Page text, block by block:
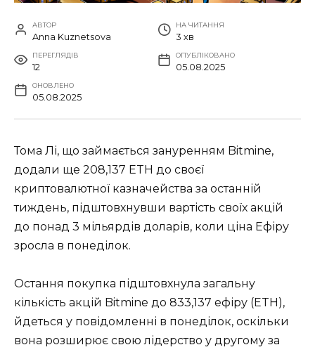
АВТОР
Anna Kuznetsova
НА ЧИТАННЯ
3 хв
ПЕРЕГЛЯДІВ
12
ОПУБЛІКОВАНО
05.08.2025
ОНОВЛЕНО
05.08.2025
Тома Лі, що займається зануренням Bitmine,
додали ще 208,137 ETH до своєї
криптовалютної казначейства за останній
тиждень, підштовхнувши вартість своїх акцій
до понад 3 мільярдів доларів, коли ціна Ефіру
зросла в понеділок.
Остання покупка підштовхнула загальну
кількість акцій Bitmine до 833,137 ефіру (ETH),
йдеться у повідомленні в понеділок, оскільки
вона розширює свою лідерство у другому за